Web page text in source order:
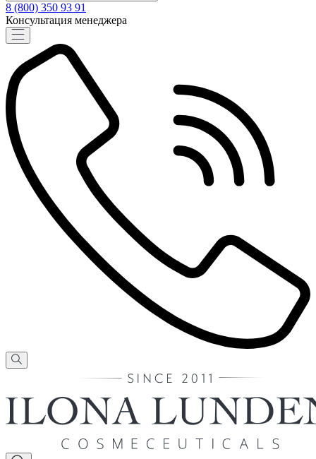
8 (800) 350 93 91
Консультация менеджера